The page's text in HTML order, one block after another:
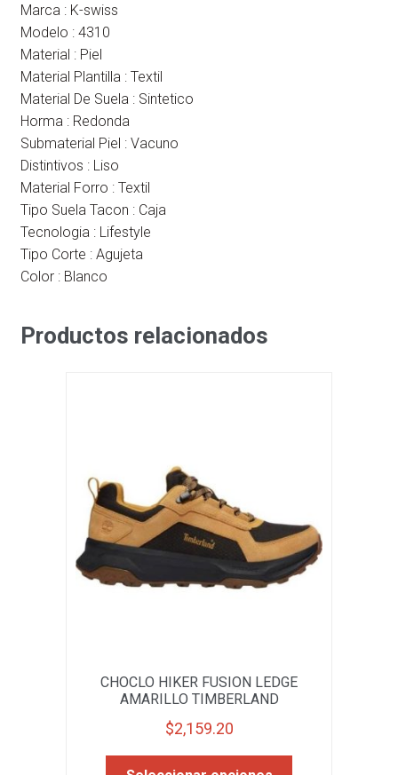
Marca : K-swiss
Modelo : 4310
Material : Piel
Material Plantilla : Textil
Material De Suela : Sintetico
Horma : Redonda
Submaterial Piel : Vacuno
Distintivos : Liso
Material Forro : Textil
Tipo Suela Tacon : Caja
Tecnologia : Lifestyle
Tipo Corte : Agujeta
Color : Blanco
Productos relacionados
CHOCLO HIKER FUSION LEDGE
AMARILLO TIMBERLAND
$2,159.20